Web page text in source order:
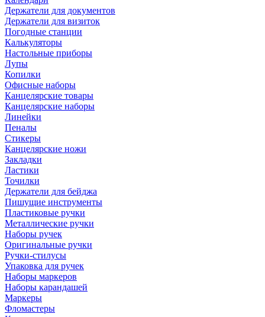
Держатели для документов
Держатели для визиток
Погодные станции
Калькуляторы
Настольные приборы
Лупы
Копилки
Офисные наборы
Канцелярские товары
Канцелярские наборы
Линейки
Пеналы
Стикеры
Канцелярские ножи
Закладки
Ластики
Точилки
Держатели для бейджа
Пишущие инструменты
Пластиковые ручки
Металлические ручки
Наборы ручек
Оригинальные ручки
Ручки-стилусы
Упаковка для ручек
Наборы маркеров
Наборы карандашей
Маркеры
Фломастеры